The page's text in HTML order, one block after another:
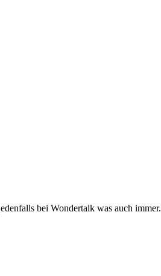
bei Wondertalk was auch immer.